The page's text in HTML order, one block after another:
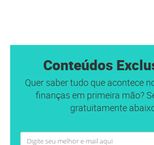
Conteúdos
Quer saber tudo que acontece
finanças em primeira mão?
gratuitamente